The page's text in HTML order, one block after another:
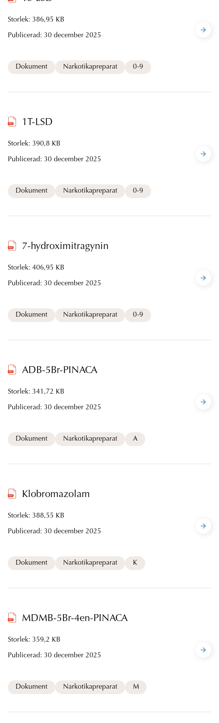
Storlek: 386,95 KB
Publicerad: 30 december 2025
Dokument Narkotikapreparat 0-9
1T-LSD
Storlek: 390,8 KB
Publicerad: 30 december 2025
Dokument Narkotikapreparat 0-9
7-hydroximitragynin
Storlek: 406,95 KB
Publicerad: 30 december 2025
Dokument Narkotikapreparat 0-9
ADB-5Br-PINACA
Storlek: 341,72 KB
Publicerad: 30 december 2025
Dokument Narkotikapreparat A
Klobromazolam
Storlek: 388,55 KB
Publicerad: 30 december 2025
Dokument Narkotikapreparat K
MDMB-5Br-4en-PINACA
Storlek: 359,2 KB
Publicerad: 30 december 2025
Dokument Narkotikapreparat M